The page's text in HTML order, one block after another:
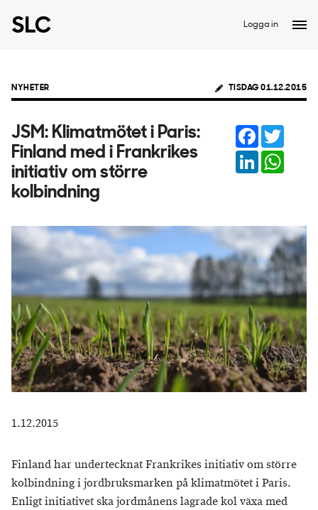
Logga in
NYHETER TISDAG 01.12.2015
JSM: ​Klimatmötet i Paris:
Finland med i Frankrikes
initiativ om större
kolbindning
Facebook
LinkedIn
1.12.2015
Finland har undertecknat Frankrikes initiativ om större
kolbindning i jordbruksmarken på klimatmötet i Paris.
Enligt initiativet ska jordmånens lagrade kol växa med